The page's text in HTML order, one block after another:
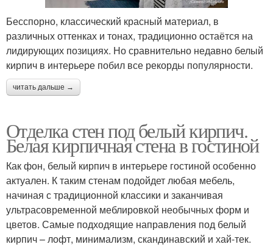
Бесспорно, классический красный материал, в
различных оттенках и тонах, традиционно остаётся на
лидирующих позициях. Но сравнительно недавно белый
кирпич в интерьере побил все рекорды популярности.
читать дальше →
Отделка стен под белый кирпич.
Белая кирпичная стена в гостиной
Как фон, белый кирпич в интерьере гостиной особенно
актуален. К таким стенам подойдет любая мебель,
начиная с традиционной классики и заканчивая
ультрасовременной меблировкой необычных форм и
цветов. Самые подходящие направления под белый
кирпич – лофт, минимализм, скандинавский и хай-тек.